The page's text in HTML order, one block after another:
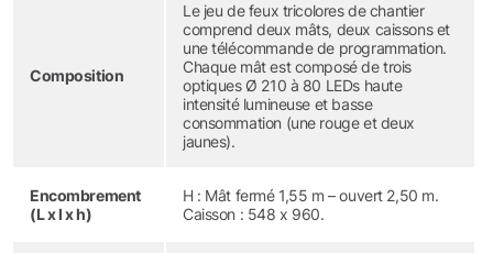
Composition
Le jeu de feux tricolores de chantier
comprend deux mâts, deux caissons et
une télécommande de programmation.
Chaque mât est composé de trois
optiques Ø 210 à 80 LEDs haute
intensité lumineuse et basse
consommation (une rouge et deux
jaunes).
Encombrement
(L x l x h)
H : Mât fermé 1,55 m – ouvert 2,50 m.
Caisson : 548 x 960.